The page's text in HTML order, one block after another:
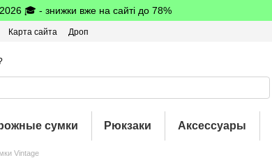
🎓 - знижки вже на сайті до 78%
Карта сайта
Дроп
сумки Рюкзаки Аксессуары
Vintage